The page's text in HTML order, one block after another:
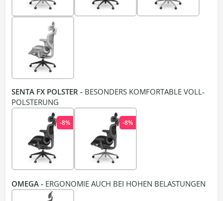
SENTA FX POLSTER - BESONDERS KOMFORTABLE VOLL-
POLSTERUNG
-8% -8%
OMEGA - ERGONOMIE AUCH BEI HOHEN BELASTUNGEN